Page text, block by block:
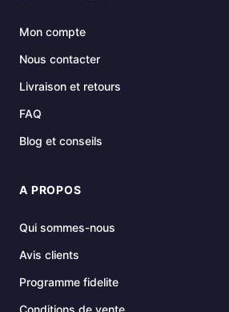
Mon compte
Nous contacter
Livraison et retours
FAQ
Blog et conseils
A PROPOS
Qui sommes-nous
Avis clients
Programme fidelite